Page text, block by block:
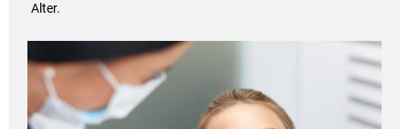
Alter.